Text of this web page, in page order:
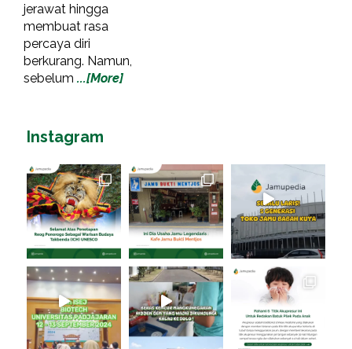
jerawat hingga
membuat rasa
percaya diri
berkurang. Namun,
sebelum ...[More]
Instagram